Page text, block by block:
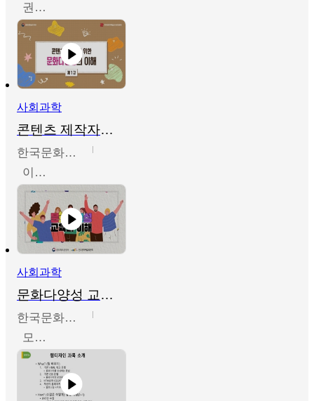
권숙인 외 8명
사회과학
콘텐츠 제작자를 위한 문화다양성의 이해
한국문화예술교육진흥원
이성민
사회과학
문화다양성 교육의 이해
한국문화예술교육진흥원
모경환,성상환,정문성